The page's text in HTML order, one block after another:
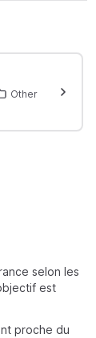
Other
selon les
est
proche du